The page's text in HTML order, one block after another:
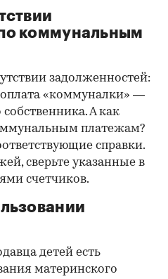
коммунальным
задолженностей:
«коммуналки» —
А как
платежам?
справки.
сверьте указанные в
счетчиков.
детей есть
материнского